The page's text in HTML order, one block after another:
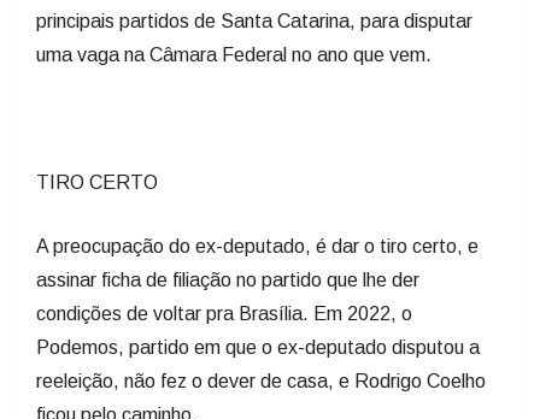
principais partidos de Santa Catarina, para disputar
uma vaga na Câmara Federal no ano que vem.
TIRO CERTO
A preocupação do ex-deputado, é dar o tiro certo, e
assinar ficha de filiação no partido que lhe der
condições de voltar pra Brasília. Em 2022, o
Podemos, partido em que o ex-deputado disputou a
reeleição, não fez o dever de casa, e Rodrigo Coelho
ficou pelo caminho.